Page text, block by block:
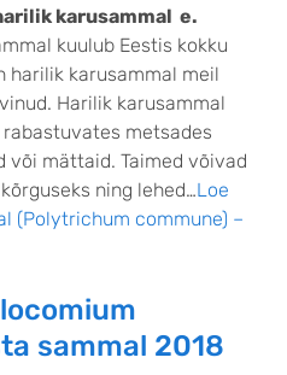
karusammal e.
kuulub Eestis kokku
harilik karusammal meil
Harilik karusammal
metsades
või mättaid. Taimed võivad
ning lehed…Loe
(Polytrichum commune) –
sammal 2018